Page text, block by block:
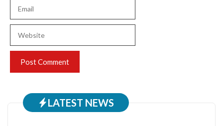
LATEST NEWS